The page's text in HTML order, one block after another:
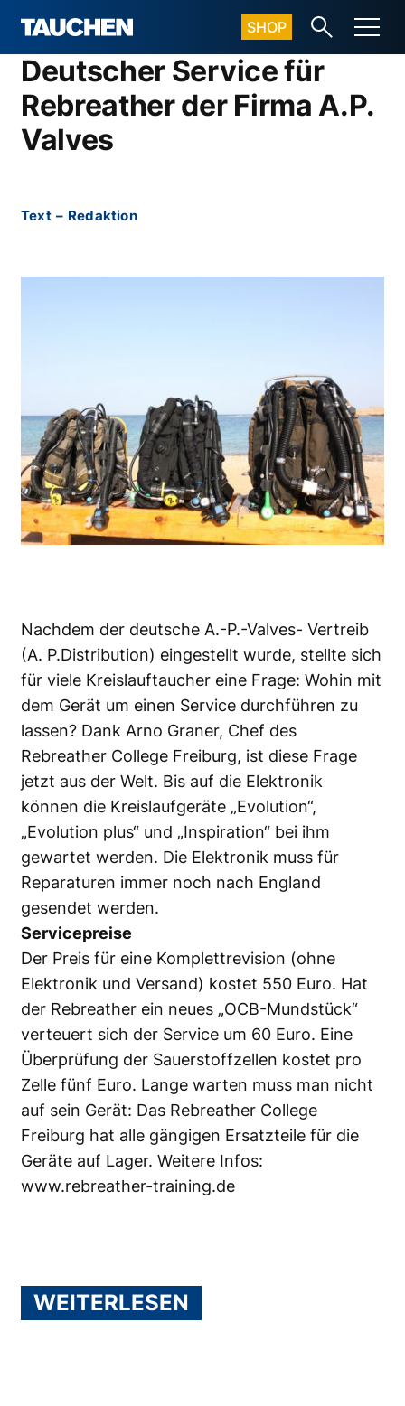
SHOP
Deutscher Service für
Rebreather der Firma A.P.
Valves
Text – Redaktion
Nachdem der deutsche A.-P.-Valves- Vertreib
(A. P.Distribution) eingestellt wurde, stellte sich
für viele Kreislauftaucher eine Frage: Wohin mit
dem Gerät um einen Service durchführen zu
lassen? Dank Arno Graner, Chef des
Rebreather College Freiburg, ist diese Frage
jetzt aus der Welt. Bis auf die Elektronik
können die Kreislaufgeräte „Evolution“,
„Evolution plus“ und „Inspiration“ bei ihm
gewartet werden. Die Elektronik muss für
Reparaturen immer noch nach England
gesendet werden.
Servicepreise
Der Preis für eine Komplettrevision (ohne
Elektronik und Versand) kostet 550 Euro. Hat
der Rebreather ein neues „OCB-Mundstück“
verteuert sich der Service um 60 Euro. Eine
Überprüfung der Sauerstoffzellen kostet pro
Zelle fünf Euro. Lange warten muss man nicht
auf sein Gerät: Das Rebreather College
Freiburg hat alle gängigen Ersatzteile für die
Geräte auf Lager. Weitere Infos:
www.rebreather-training.de
WEITERLESEN